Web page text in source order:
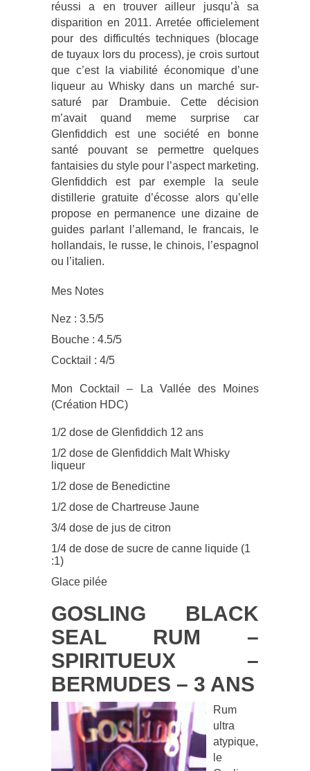
réussi a en trouver ailleur jusqu’à sa
disparition en 2011. Arretée officielement
pour des difficultés techniques (blocage
de tuyaux lors du process), je crois surtout
que c’est la viabilité économique d’une
liqueur au Whisky dans un marché sur-
saturé par Drambuie. Cette décision
m’avait quand meme surprise car
Glenfiddich est une société en bonne
santé pouvant se permettre quelques
fantaisies du style pour l’aspect marketing.
Glenfiddich est par exemple la seule
distillerie gratuite d’écosse alors qu’elle
propose en permanence une dizaine de
guides parlant l’allemand, le francais, le
hollandais, le russe, le chinois, l’espagnol
ou l’italien.
Mes Notes
Nez : 3.5/5
Bouche : 4.5/5
Cocktail : 4/5
Mon Cocktail – La Vallée des Moines
(Création HDC)
1/2 dose de Glenfiddich 12 ans
1/2 dose de Glenfiddich Malt Whisky
liqueur
1/2 dose de Benedictine
1/2 dose de Chartreuse Jaune
3/4 dose de jus de citron
1/4 de dose de sucre de canne liquide (1
:1)
Glace pilée
GOSLING BLACK
SEAL RUM –
SPIRITUEUX –
BERMUDES – 3 ANS
Rum
ultra
atypique,
le